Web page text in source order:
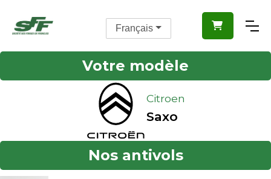

Votre modèle
Citroen
Saxo
Nos antivols
Français